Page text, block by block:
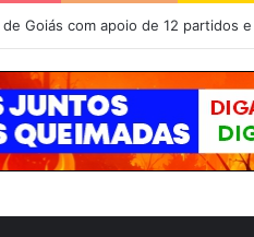
Goiás com apoio de 12 partidos